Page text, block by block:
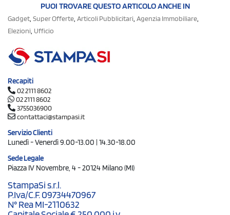
PUOI TROVARE QUESTO ARTICOLO ANCHE IN
Gadget Super Offerte Articoli Pubblicitari Agenzia Immobiliare
Elezioni Ufficio
Recapiti
02 2111 8602
02 2111 8602
3755036900
contattaci@stampasi.it
Servizio Clienti
Lunedì - Venerdì 9.00-13.00 | 14.30-18.00
Sede Legale
Piazza IV Novembre, 4 - 20124 Milano (MI)
StampaSi s.r.l.
P.Iva/C.F. 09734470967
N° Rea MI-2110632